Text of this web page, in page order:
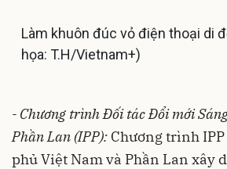
Làm khuôn đúc vỏ điện thoại di
họa: T.H/Vietnam+)
- Chương trình Đối tác Đổi mới
Phần Lan (IPP): Chương trình
phủ Việt Nam và Phần Lan xây